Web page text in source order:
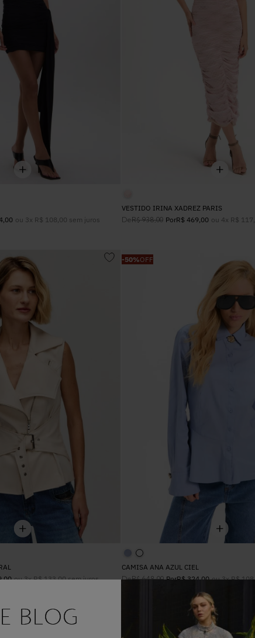
,00 ou 3x R$ 108 00 sem juros
VESTIDO IRINA XADREZ PARIS
DeR$ 938,00 PorR$ 469,00 ou 4x R$ 117
,00 ou3xR$ 133,00sem juros
-50%OFF
CAMISA ANA AZUL CIEL
DeR$ 648,00 PorR$ 324,00 ou3xR$ 108,